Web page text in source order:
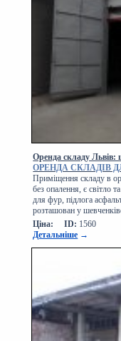
Оренда складу Львів:
ОРЕНДА СКЛАДІВ
Приміщення складу в
без опалення, є світло
для фур, підлога
розташован у
Ціна:
ID: 1560
Детальніше →